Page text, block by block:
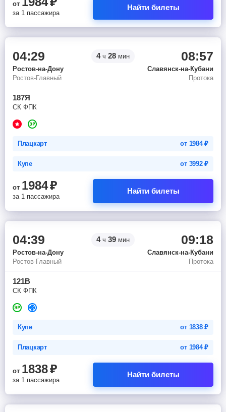
от
за 1 пассажира
Найти билеты
04:29 4ч 28 мин 08:57
Ростов-на-Дону
Славянск-на-Кубани
Ростов-Главный
Протока
187Я
СК ФПК
Плацкарт от 1984₽
Купе от 3992₽
от 1984₽
за 1 пассажира
Найти билеты
04:39 4ч 39 мин 09:18
Ростов-на-Дону
Славянск-на-Кубани
Ростов-Главный
Протока
121В
СК ФПК
Купе от 1838₽
Плацкарт от 1984₽
от 1838₽
за 1 пассажира
Найти билеты